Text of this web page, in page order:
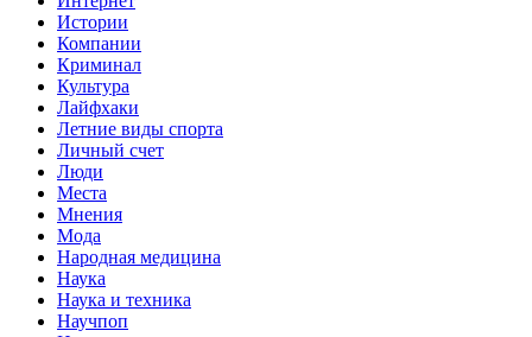
Истории
Компании
Криминал
Культура
Лайфхаки
Летние виды спорта
Личный счет
Люди
Места
Мнения
Мода
Народная медицина
Наука
Наука и техника
Научпоп